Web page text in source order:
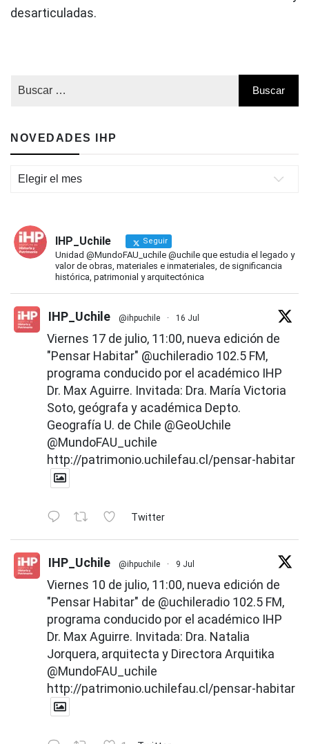
desarticuladas.
NOVEDADES IHP
Novedades
IHP_Uchile Seguir
Unidad @MundoFAU_uchile @uchile que estudia el legado y
valor de obras, materiales e inmateriales, de significancia
histórica, patrimonial y arquitectónica
IHP_Uchile @ihpuchile · 16 Jul
Viernes 17 de julio, 11:00, nueva edición de
"Pensar Habitar" @uchileradio 102.5 FM,
programa conducido por el académico IHP
Dr. Max Aguirre. Invitada: Dra. María Victoria
Soto, geógrafa y académica Depto.
Geografía U. de Chile @GeoUchile
@MundoFAU_uchile
http://patrimonio.uchilefau.cl/pensar-habitar
Twitter
IHP_Uchile @ihpuchile · 9 Jul
Viernes 10 de julio, 11:00, nueva edición de
"Pensar Habitar" de @uchileradio 102.5 FM,
programa conducido por el académico IHP
Dr. Max Aguirre. Invitada: Dra. Natalia
Jorquera, arquitecta y Directora Arquitika
@MundoFAU_uchile
http://patrimonio.uchilefau.cl/pensar-habitar